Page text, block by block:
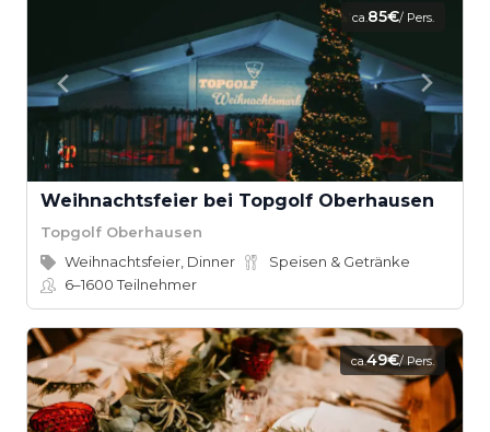
ca.85€/ Pers.
Weihnachtsfeier bei Topgolf Oberhausen
Topgolf Oberhausen
Weihnachtsfeier, Dinner
Speisen & Getränke
6–1600Teilnehmer
ca.49€/ Pers.